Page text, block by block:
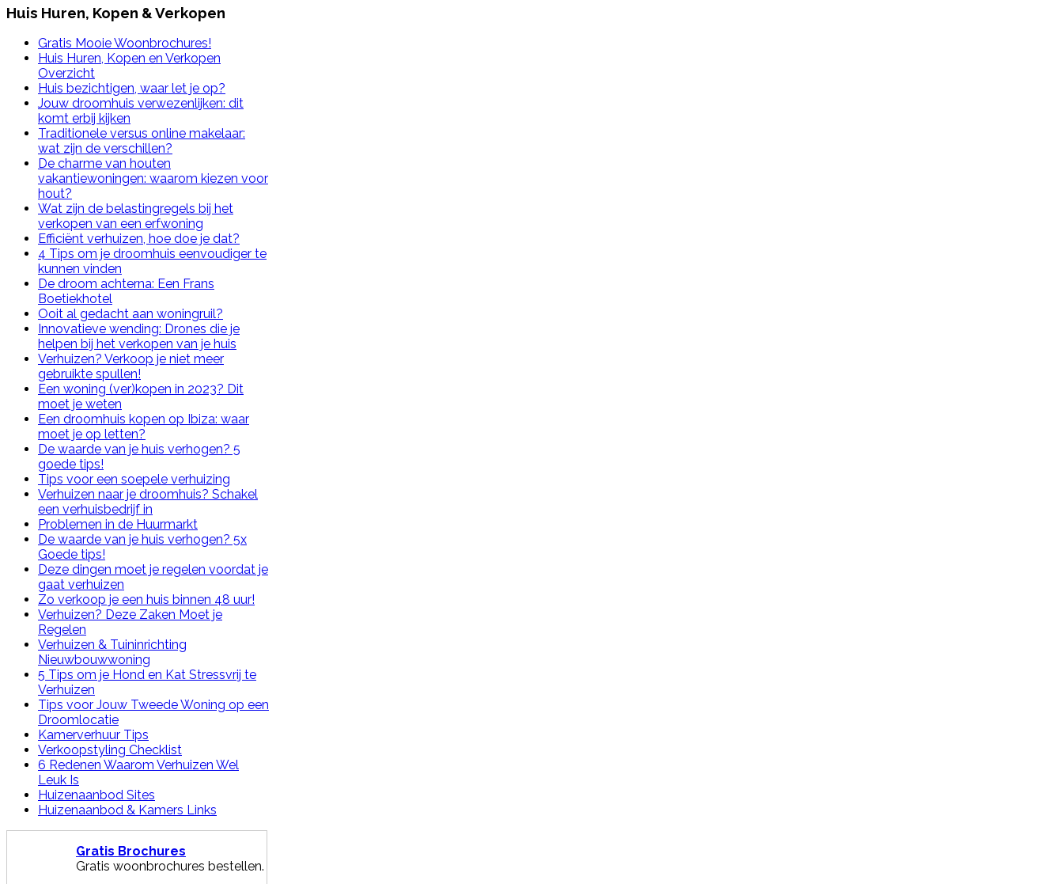
Huis Huren, Kopen & Verkopen
Gratis Mooie Woonbrochures!
Huis Huren, Kopen en Verkopen
Overzicht
Huis bezichtigen, waar let je op?
Jouw droomhuis verwezenlijken: dit
komt erbij kijken
Traditionele versus online makelaar:
wat zijn de verschillen?
De charme van houten
vakantiewoningen: waarom kiezen voor
hout?
Wat zijn de belastingregels bij het
verkopen van een erfwoning
Efficiënt verhuizen, hoe doe je dat?
4 Tips om je droomhuis eenvoudiger te
kunnen vinden
De droom achterna: Een Frans
Boetiekhotel
Ooit al gedacht aan woningruil?
Innovatieve wending: Drones die je
helpen bij het verkopen van je huis
Verhuizen? Verkoop je niet meer
gebruikte spullen!
Een woning (ver)kopen in 2023? Dit
moet je weten
Een droomhuis kopen op Ibiza: waar
moet je op letten?
De waarde van je huis verhogen? 5
goede tips!
Tips voor een soepele verhuizing
Verhuizen naar je droomhuis? Schakel
een verhuisbedrijf in
Problemen in de Huurmarkt
De waarde van je huis verhogen? 5x
Goede tips!
Deze dingen moet je regelen voordat je
gaat verhuizen
Zo verkoop je een huis binnen 48 uur!
Verhuizen? Deze Zaken Moet je
Regelen
Verhuizen & Tuininrichting
Nieuwbouwwoning
5 Tips om je Hond en Kat Stressvrij te
Verhuizen
Tips voor Jouw Tweede Woning op een
Droomlocatie
Kamerverhuur Tips
Verkoopstyling Checklist
6 Redenen Waarom Verhuizen Wel
Leuk Is
Huizenaanbod Sites
Huizenaanbod & Kamers Links
Gratis Brochures
Gratis woonbrochures bestellen.